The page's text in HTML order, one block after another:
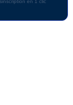
en 1 clic